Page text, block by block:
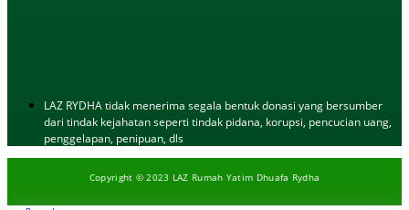
LAZ RYDHA tidak menerima segala bentuk donasi yang bersumber
dari tindak kejahatan seperti tindak pidana, korupsi, pencucian uang,
penggelapan, penipuan, dls
Copyright © 2023 LAZ Rumah Yatim Dhuafa Rydha